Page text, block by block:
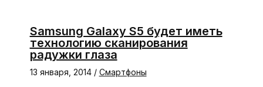
Samsung Galaxy S5 будет иметь
технологию сканирования
радужки глаза
13 января, 2014 / Смартфоны